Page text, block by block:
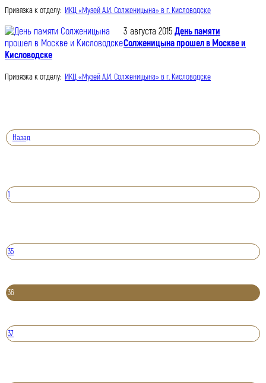
Привязка к отделу: ИКЦ «Музей А.И. Солженицына» в г. Кисловодске
3 августа 2015 День памяти
Солженицына прошел в Москве и
Кисловодске
Привязка к отделу: ИКЦ «Музей А.И. Солженицына» в г. Кисловодске
Назад
1
35
36
37